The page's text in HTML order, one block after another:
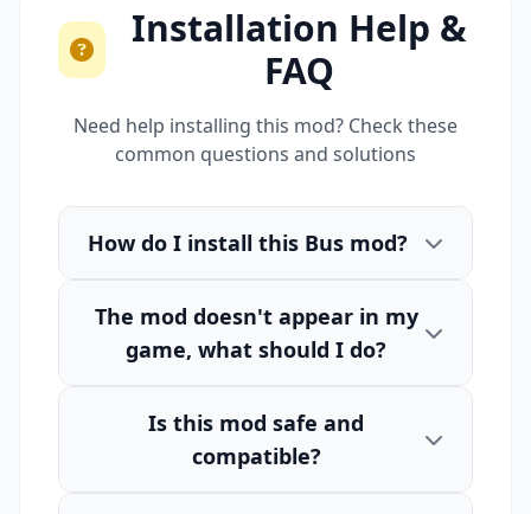
Installation Help &
FAQ
Need help installing this mod? Check these
common questions and solutions
How do I install this Bus mod?
The mod doesn't appear in my
game, what should I do?
Is this mod safe and
compatible?